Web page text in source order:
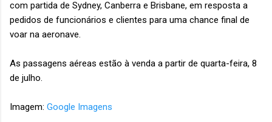
com partida de Sydney, Canberra e Brisbane, em resposta a
pedidos de funcionários e clientes para uma chance final de
voar na aeronave.
As passagens aéreas estão à venda a partir de quarta-feira, 8
de julho.
Imagem: Google Imagens